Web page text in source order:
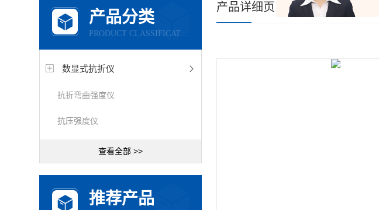
产品分类
PRODUCT CLASSIFICATION
数显式抗折仪
抗折弯曲强度仪
抗压强度仪
查看全部 >>
推荐产品
产品详细页